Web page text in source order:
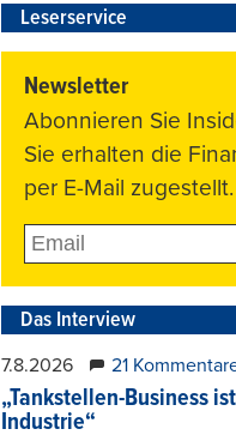
Leserservice
Newsletter
Abonnieren Sie
Sie erhalten die
per E-Mail zugestellt.
Das Interview
7.8.2026 21
„Tankstellen-Business
Industrie“